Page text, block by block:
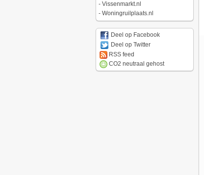
- Vissenmarkt.nl
- Woningruilplaats.nl
Deel op Facebook
Deel op Twitter
RSS feed
CO2 neutraal gehost